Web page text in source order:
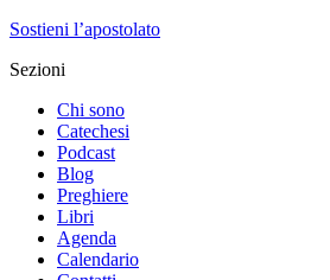
Sostieni l’apostolato
Sezioni
Chi sono
Catechesi
Podcast
Blog
Preghiere
Libri
Agenda
Calendario